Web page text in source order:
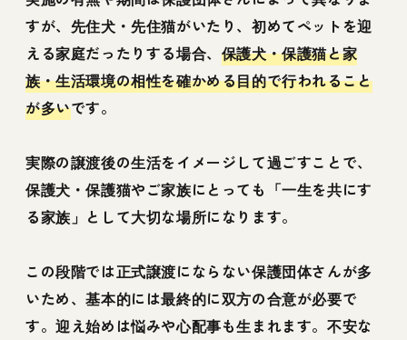
すが、先住犬・先住猫がいたり、初めてペットを迎
える家庭だったりする場合、 保護犬・保護猫と家
族・生活環境の相性を確かめる目的で行われること
が多いです。
実際の譲渡後の生活をイメージして過ごすことで、
保護犬・保護猫やご家族にとっても「一生を共にす
る家族」として大切な場所になります。
この段階では正式譲渡にならない保護団体さんが多
いため、基本的には最終的に双方の合意が必要で
す。迎え始めは悩みや心配事も生まれます。不安な